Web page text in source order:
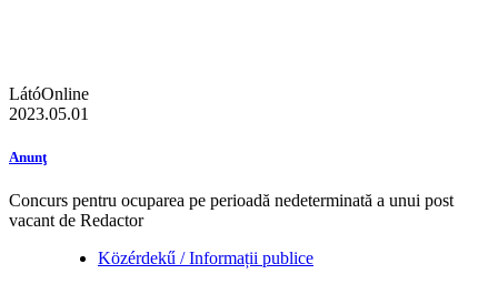
LátóOnline
2023.05.01
Anunţ
Concurs pentru ocuparea pe perioadă nedeterminată a unui post
vacant de Redactor
Közérdekű / Informații publice